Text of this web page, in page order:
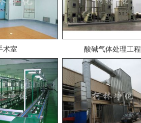
术室 酸碱气体处理工程